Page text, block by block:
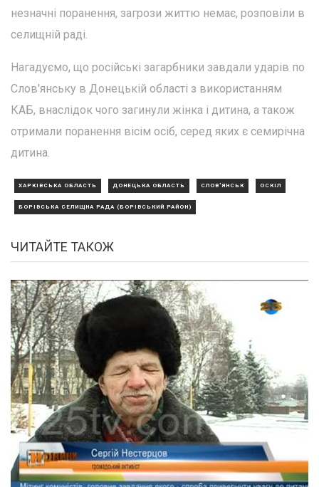
незначні поранення, загрози життю немає, розповіли в
селищній раді.
Нагадуємо, що російські загарбники завдали ударів по
Слов'янську в Донецькій області з використанням
КАБ, внаслідок чого загинули жінка і дитина, а також
отримали поранення вісім осіб, серед яких є семирічна
дитина.
ХАРКІВСЬКА ОБЛАСТЬ ДОНЕЦЬКА ОБЛАСТЬ СЛОВ'ЯНСЬК ОСКІЛ
БОРІВСЬКА СЕЛИЩНА РАДА (БОРІВСЬКИЙ РАЙОН)
ЧИТАЙТЕ ТАКОЖ